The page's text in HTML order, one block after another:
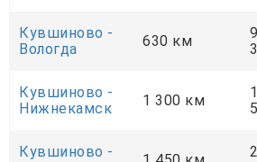
Кувшиново -
Вологда
630 км
Кувшиново -
Нижнекамск
1 300 км
Кувшиново -